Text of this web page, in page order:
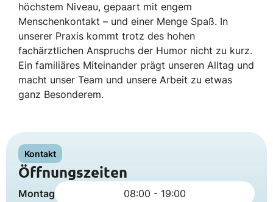
höchstem Niveau, gepaart mit engem
Menschenkontakt – und einer Menge Spaß. In
unserer Praxis kommt trotz des hohen
fachärztlichen Anspruchs der Humor nicht zu kurz.
Ein familiäres Miteinander prägt unseren Alltag und
macht unser Team und unsere Arbeit zu etwas
ganz Besonderem.
Kontakt
Öffnungszeiten
Montag
08:00 - 19:00